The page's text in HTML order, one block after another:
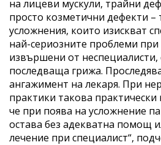
на лицеви мускули, трайни
просто козметични дефекти –
усложнения, които изискват
най-сериозните проблеми
извършени от неспециалисти,
последваща грижа.
ангажимент на лекаря. При
практики такова
че при поява на усложнение
остава без адекватна помощ
лечение при специалист“,